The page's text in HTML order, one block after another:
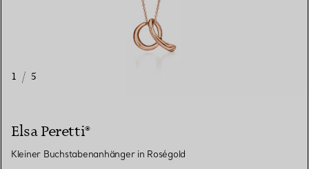
1 / 5
Elsa Peretti®
Kleiner Buchstabenanhänger in Roségold